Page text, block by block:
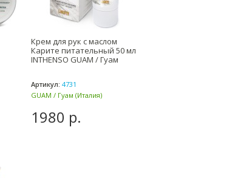
Крем для рук с маслом
Карите питательный 50 мл
INTHENSO GUAM / Гуам
Артикул: 4731
GUAM / Гуам (Италия)
1980 р.